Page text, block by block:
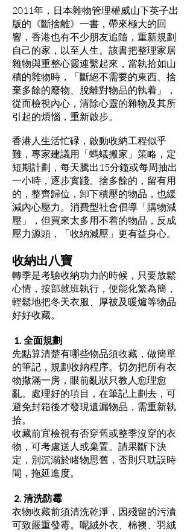
2011年，日本雜物管理權威山下英子出
版的《斷捨離》一書，帶來極大的回
響，香港也有不少朋友追隨，重新規劃
自己的家，以至人生。該書把整理家居
雜物與重整心靈連繫起來，當執拾如山
積的雜物時，「斷絕不需要的東西、捨
棄多餘的廢物、脫離對物品的執着」，
從而檢視內心，清除心靈的雜物及其所
引起的煩惱，重新啟步。
香港人生活忙碌，啟動收納工程似乎
難，專家建議用「螞蟻搬家」策略，定
短期計劃，每天騰出15分鐘或每周抽出
一小時，逐步實踐。捨多餘的，留有用
的，整齊歸位，卸下積壓的物品，也緩
減內心壓力。消費型社會倡導「購物減
壓」，但買來太多用不着的物品，反成
壓力源頭，「收納減壓」更有益身心。
收納出八寶
轉季是考驗收納功力的時候，只要放鬆
心情，按部就班執行，便能化繁為簡，
輕鬆地把冬天衣服、厚被及暖爐等物品
好好收藏。
1. 全面規劃
先點算清楚有哪些物品須收藏，做簡單
的筆記，規劃收納程序。切勿把所有衣
物撒滿一房，眼前亂狀只教人愈理愈
亂。處理好的項目，在筆記上劃去，可
避免封箱後才發現遺漏物品，需重新執
拾。
收藏前宜檢視有否穿舊或整季沒穿的衣
物，可考慮送人或棄置。請果斷下決
定，別沉溺於睹物思舊，否則只耽誤時
間，拖延進度。
2. 清洗防霉
衣物收藏前須清洗乾淨，因殘留的污漬
可致嚴重發霉。呢絨外衣、棉襖、羽絨